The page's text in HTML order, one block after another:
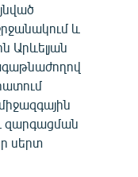
և
Արևելյան
զարգացման
սերտ